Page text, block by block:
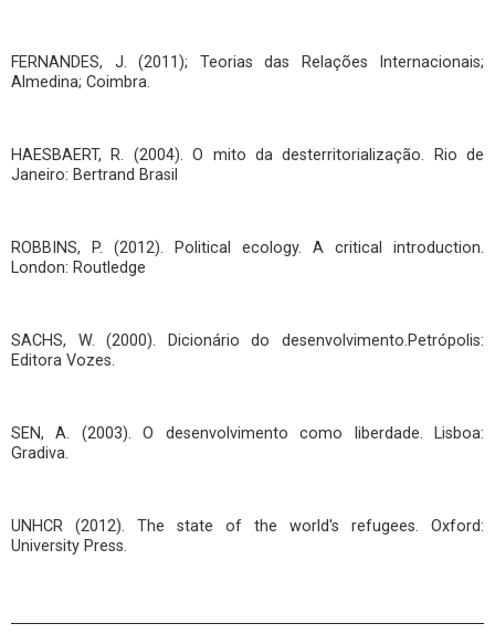
FERNANDES, J. (2011); Teorias das Relações Internacionais;
Almedina; Coimbra.
HAESBAERT, R. (2004). O mito da desterritorialização. Rio de
Janeiro: Bertrand Brasil
ROBBINS, P. (2012). Political ecology. A critical introduction.
London: Routledge
SACHS, W. (2000). Dicionário do desenvolvimento.Petrópolis:
Editora Vozes.
SEN, A. (2003). O desenvolvimento como liberdade. Lisboa:
Gradiva.
UNHCR (2012). The state of the world's refugees. Oxford:
University Press.